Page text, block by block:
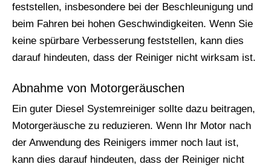
feststellen, insbesondere bei der Beschleunigung und
beim Fahren bei hohen Geschwindigkeiten. Wenn Sie
keine spürbare Verbesserung feststellen, kann dies
darauf hindeuten, dass der Reiniger nicht wirksam ist.
Abnahme von Motorgeräuschen
Ein guter Diesel Systemreiniger sollte dazu beitragen,
Motorgeräusche zu reduzieren. Wenn Ihr Motor nach
der Anwendung des Reinigers immer noch laut ist,
kann dies darauf hindeuten, dass der Reiniger nicht